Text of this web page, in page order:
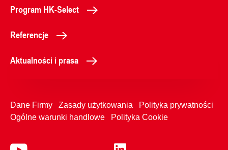
Program HK-Select
Referencje
Aktualności i prasa
Dane Firmy Zasady użytkowania
Polityka prywatności
Ogólne warunki handlowe
Polityka Cookie